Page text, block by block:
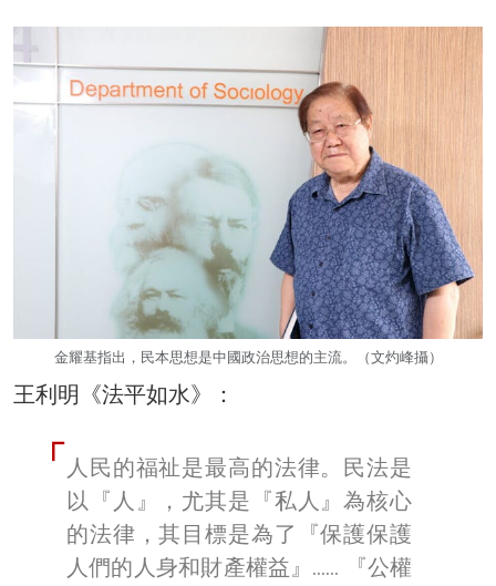
金耀基指出，民本思想是中國政治思想的主流。（文灼峰攝）
王利明《法平如水》：
人民的福祉是最高的法律。民法是
以『人』，尤其是『私人』為核心
的法律，其目標是為了『保護保護
人們的人身和財產權益』…… 『公權